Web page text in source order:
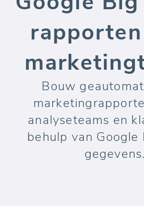
Bouw
analyseteams en
behulp van Google
gegevens.